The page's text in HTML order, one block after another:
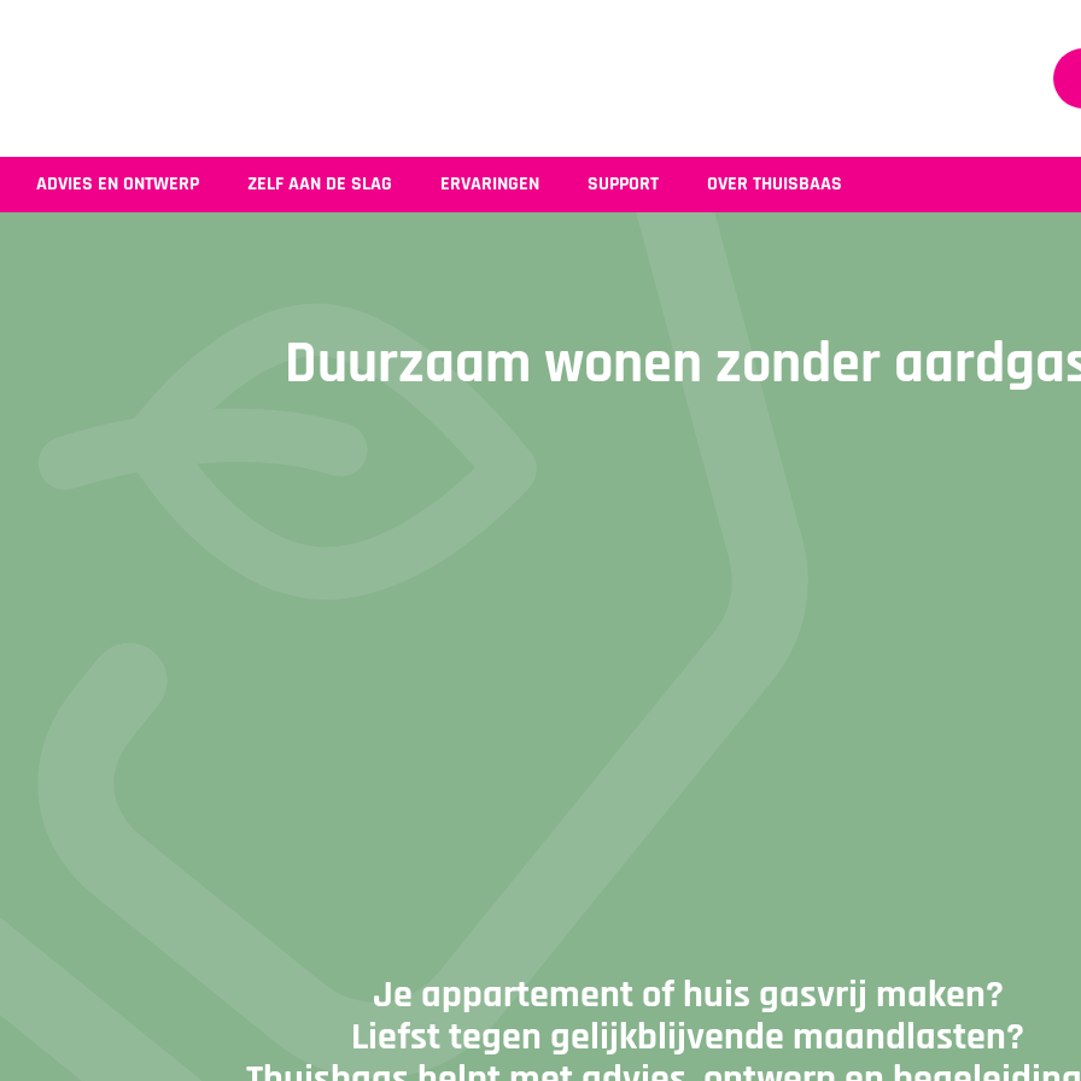
ADVIES EN ONTWERP ZELF AAN DE SLAG ERVARINGEN SUPPORT OVER THUISBAAS
Duurzaam wonen zonder
Je appartement of huis gasvrij maken?
Liefst tegen gelijkblijvende maandlasten?